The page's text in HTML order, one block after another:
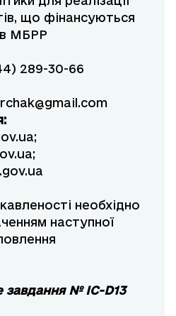
що фінансуються
МБРР
289-30-66
;
;
необхідно
наступної
завдання № IC-D13